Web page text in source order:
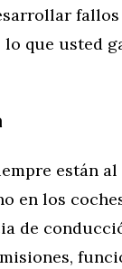
lo que usted
están
en los
de